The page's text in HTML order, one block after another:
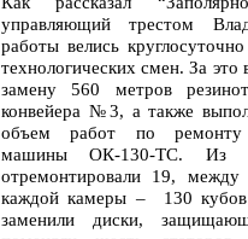
управляющий трестом
работы велись
технологических смен. За это
замену 560 метров
конвейера №3, а также
объем работ по ремонту
машины ОК-130-ТС. Из
отремонтировали 19,
каждой камеры – 130
заменили диски,